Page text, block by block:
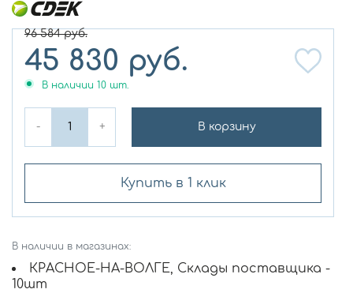
96 584руб.
45 830 руб.
В наличии 10 шт.
- + В корзину
Купить в 1 клик
В наличии в магазинах:
КРАСНОЕ-НА-ВОЛГЕ, Склады поставщика -
10шт